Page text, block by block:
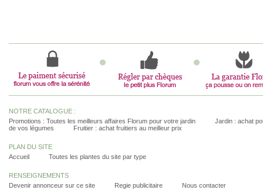
NOTRE CATALOGUE :
Promotions : Toutes les meilleurs affaires Florum pour votre jardin
Jardin : achat
de vos légumes
Fruitier : achat fruitiers au meilleur prix
PLAN DU SITE
Accueil
Toutes les plantes du site par type
RENSEIGNEMENTS
Devenir annonceur sur ce site
Regie publicitaire Nous contacter